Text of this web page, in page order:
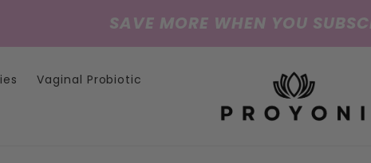
SAVE MORE WHEN YOU
Vaginal Probiotic